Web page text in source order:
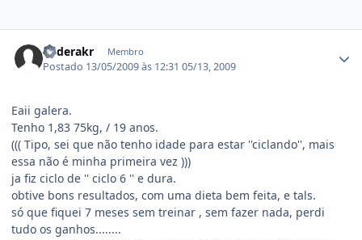
anderakr Membro
Postado 13/05/2009 às 12:3105/13, 2009
Eaii galera.
Tenho 1,83 75kg, / 19 anos.
((( Tipo, sei que não tenho idade para estar ''ciclando'', mais
essa não é minha primeira vez )))
ja fiz ciclo de '' ciclo 6 '' e dura.
obtive bons resultados, com uma dieta bem feita, e tals.
só que fiquei 7 meses sem treinar , sem fazer nada, perdi
tudo os ganhos........